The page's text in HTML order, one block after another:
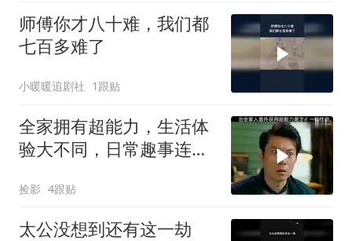
师傅你才八十难，我们都
七百多难了
小暖暖追剧社 1跟贴
全家拥有超能力，生活体
验大不同，日常趣事连连
捡影 4跟贴
太公没想到还有这一劫